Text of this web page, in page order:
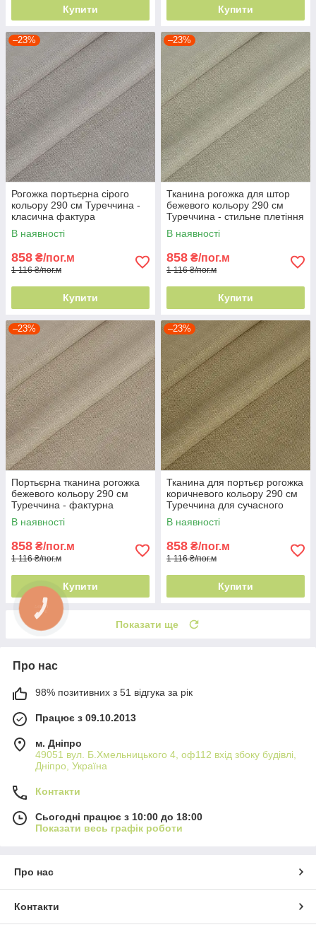
Купити Купити
–23%
Рогожка портьєрна сірого
кольору 290 см Туреччина -
класична фактура
В наявності
858 ₴/пог.м
1 116 ₴/пог.м
Купити
–23%
Тканина рогожка для штор
бежевого кольору 290 см
Туреччина - стильне плетіння
ниток
В наявності
858 ₴/пог.м
1 116 ₴/пог.м
Купити
–23%
Портьєрна тканина рогожка
бежевого кольору 290 см
Туреччина - фактурна
поверхня
В наявності
858 ₴/пог.м
1 116 ₴/пог.м
Купити
–23%
Тканина для портьєр рогожка
коричневого кольору 290 см
Туреччина для сучасного
інтер'єру
В наявності
858 ₴/пог.м
1 116 ₴/пог.м
Купити
Показати ще
Про нас
98% позитивних з 51 відгука за рік
Працює з 09.10.2013
м. Дніпро
49051 вул. Б.Хмельницького 4, оф112 вхід збоку будівлі,
Дніпро, Україна
Контакти
Сьогодні працює з 10:00 до 18:00
Показати весь графік роботи
Про нас
Контакти